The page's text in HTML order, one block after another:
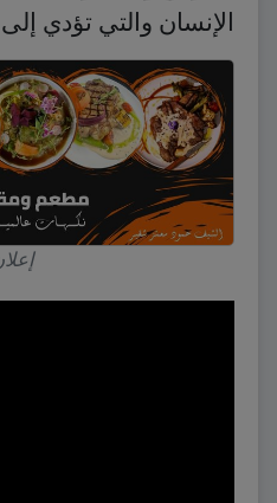
الإنسان والتي تؤدي